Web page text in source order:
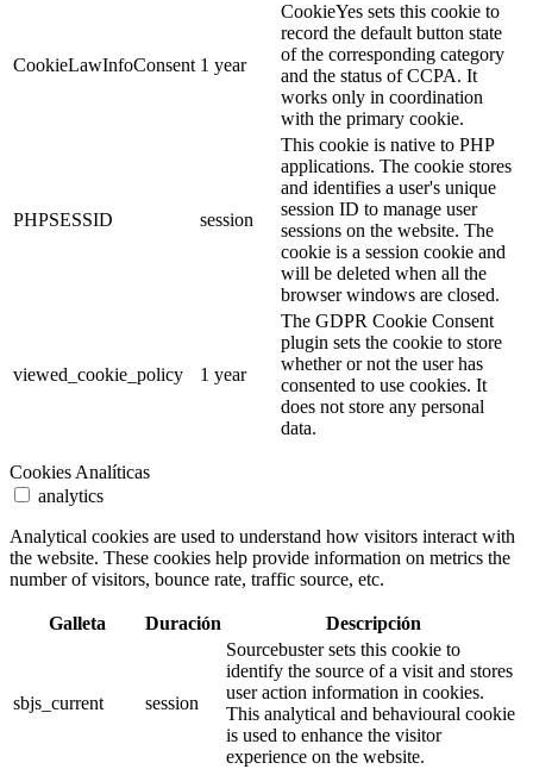
CookieLawInfoConsent 1 year
CookieYes sets this cookie to
record the default button state
of the corresponding category
and the status of CCPA. It
works only in coordination
with the primary cookie.
PHPSESSID session
This cookie is native to PHP
applications. The cookie stores
and identifies a user's unique
session ID to manage user
sessions on the website. The
cookie is a session cookie and
will be deleted when all the
browser windows are closed.
viewed_cookie_policy 1 year
The GDPR Cookie Consent
plugin sets the cookie to store
whether or not the user has
consented to use cookies. It
does not store any personal
data.
Cookies Analíticas
analytics
Analytical cookies are used to understand how visitors interact with
the website. These cookies help provide information on metrics the
number of visitors, bounce rate, traffic source, etc.
Galleta Duración Descripción
sbjs_current session
Sourcebuster sets this cookie to
identify the source of a visit and stores
user action information in cookies.
This analytical and behavioural cookie
is used to enhance the visitor
experience on the website.